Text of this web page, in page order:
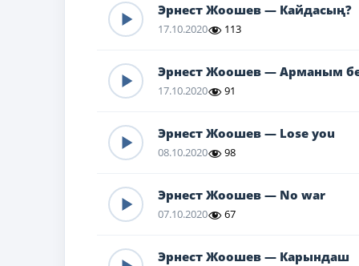
Эрнест Жоошев — Кайдасың?
17.10.2020 113
Эрнест Жоошев — Арманым
17.10.2020 91
Эрнест Жоошев — Lose you
08.10.2020 98
Эрнест Жоошев — No war
07.10.2020 67
Эрнест Жоошев — Карындаш